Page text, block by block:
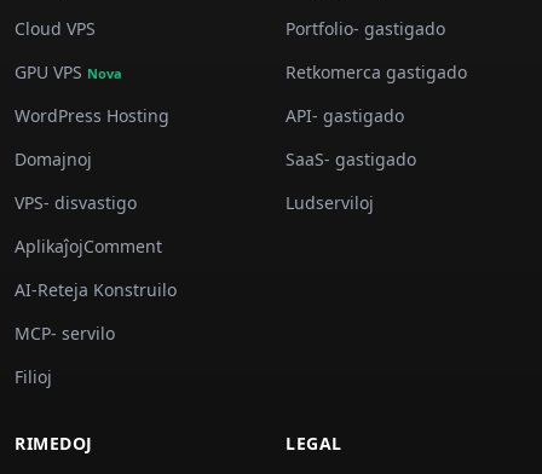
Cloud VPS
GPU VPS Nova
WordPress Hosting
Domajnoj
VPS- disvastigo
AplikaĵojComment
AI-Reteja Konstruilo
MCP- servilo
Filioj
Portfolio- gastigado
Retkomerca gastigado
API- gastigado
SaaS- gastigado
Ludserviloj
RIMEDOJ
LEGAL